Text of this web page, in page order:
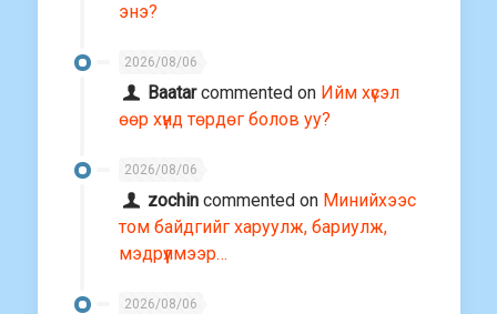
энэ?
2026/08/06
Baatarcommented on Ийм хүсэл
өөр хүнд төрдөг болов уу?
2026/08/06
zochin commented on Минийхээс
том байдгийг харуулж, бариулж,
мэдрүүлмээр…
2026/08/06